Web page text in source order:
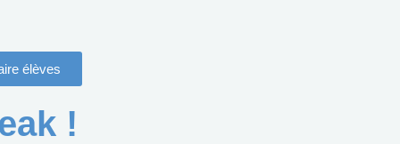
élèves
!